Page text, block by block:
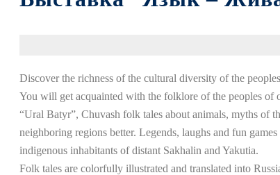
Discover the richness of the cultural diversity of the
You will get acquainted with the folklore of the peoples of
“Ural Batyr”, Chuvash folk tales about animals, myths of
neighboring regions better. Legends, laughs and fun
indigenous inhabitants of distant Sakhalin and Yakutia.
Folk tales are colorfully illustrated and translated into